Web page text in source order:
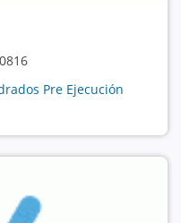
Pre Ejecución